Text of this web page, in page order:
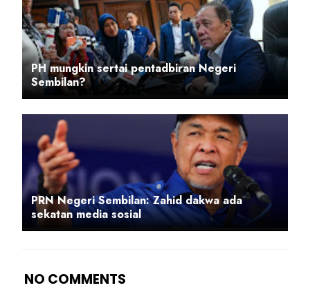
PH mungkin sertai pentadbiran Negeri
Sembilan?
PRN Negeri Sembilan: Zahid dakwa ada
sekatan media sosial
NO COMMENTS